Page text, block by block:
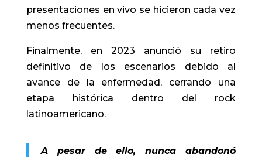
presentaciones en vivo se hicieron cada vez
menos frecuentes.
Finalmente, en 2023 anunció su retiro
definitivo de los escenarios debido al
avance de la enfermedad, cerrando una
etapa histórica dentro del rock
latinoamericano.
A pesar de ello, nunca abandonó